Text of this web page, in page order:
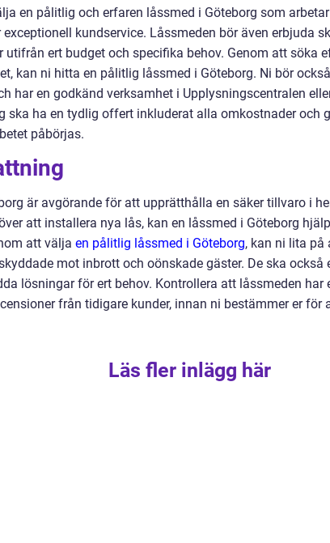
en pålitlig och erfaren låssmed i Göteborg som
kundservice. Låssmeden bör även erbjuda
utifrån ert budget och specifika behov. Genom att söka
kan ni hitta en pålitlig låssmed i Göteborg. Ni bör
har en godkänd verksamhet i Upplysningscentralen
ska ha en tydlig offert inkluderat alla omkostnader och
påbörjas.
är avgörande för att upprätthålla en säker tillvaro i
att installera nya lås, kan en låssmed i Göteborg
att välja en pålitlig låssmed i Göteborg, kan ni lita på
mot inbrott och oönskade gäster. De ska
lösningar för ert behov. Kontrollera att låssmeden har
från tidigare kunder, innan ni bestämmer er för
Läs fler inlägg här